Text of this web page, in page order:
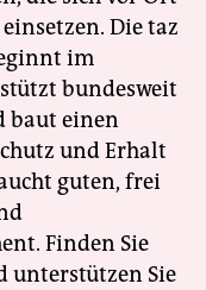
Die taz
im
bundesweit
baut einen
und Erhalt
guten, frei
Finden Sie
unterstützen Sie